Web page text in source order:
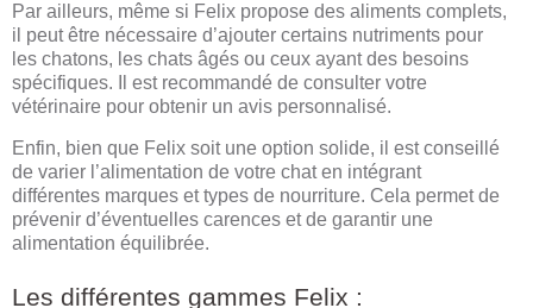
Par ailleurs, même si Felix propose des aliments complets,
il peut être nécessaire d’ajouter certains nutriments pour
les chatons, les chats âgés ou ceux ayant des besoins
spécifiques. Il est recommandé de consulter votre
vétérinaire pour obtenir un avis personnalisé.
Enfin, bien que Felix soit une option solide, il est conseillé
de varier l’alimentation de votre chat en intégrant
différentes marques et types de nourriture. Cela permet de
prévenir d’éventuelles carences et de garantir une
alimentation équilibrée.
Les différentes gammes Felix :